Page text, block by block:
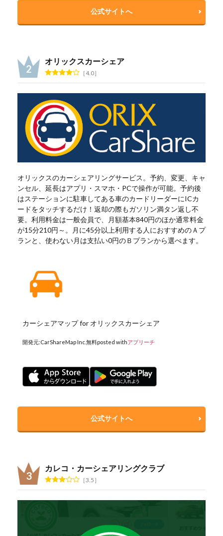
公式サイトへ
オリックスカーシェア
4.0
オリックスのカーシェアリングサービス。予約、変更、キャ
ンセル、延長はアプリ・スマホ・PCで操作が可能。予約後
はステーションに駐車してある車のカードリーダーにICカ
ードをタッチするだけ！返却の際もガソリン満タン返し不
要。利用料金は一般会員で、月額基本840円のほか通常料金
が15分210円～。月に45分以上利用する人におすすめのＡプ
ランと、使わない月は支払い0円のＢプランから選べます。
カーシェアマップ for オリックスカーシェア
開発元:CarShareMap Inc.無料posted withアプリーチ
公式サイトへ
カレコ・カーシェアリングクラブ
3.5